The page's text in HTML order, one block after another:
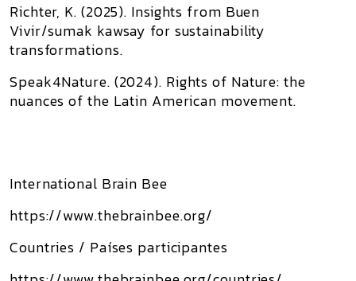
Richter, K. (2025). Insights from Buen
Vivir/sumak kawsay for sustainability
transformations.
Speak4Nature. (2024). Rights of Nature: the
nuances of the Latin American movement.
International Brain Bee
https://www.thebrainbee.org/
Countries / Países participantes